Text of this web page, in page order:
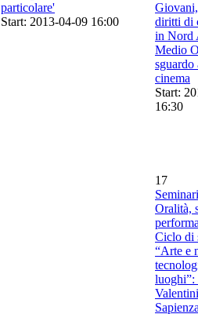
particolare'
Start: 2013-04-09 16:00
diritti di
in Nord
Medio
sguardo
cinema
Start:
16:30
17
Oralità,
Ciclo di
“Arte e
luoghi”: